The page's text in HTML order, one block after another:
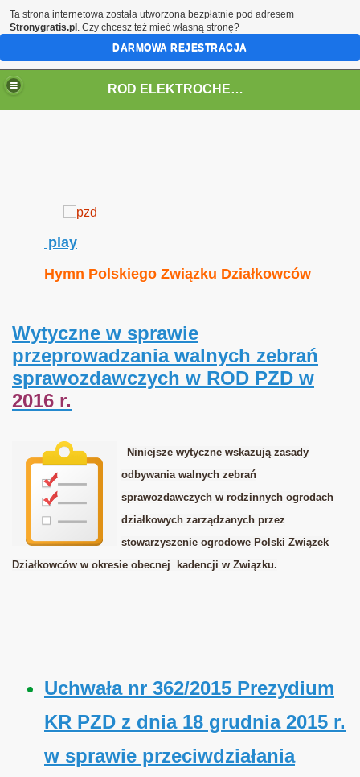
ROD ELEKTROCHEM w Grudziądzu
play
Hymn Polskiego Związku Działkowców
Wytyczne w sprawie
przeprowadzania walnych zebrań
sprawozdawczych w ROD PZD w
2016 r.
Niniejsze wytyczne wskazują zasady
odbywania walnych zebrań
sprawozdawczych w rodzinnych ogrodach
działkowych zarządzanych przez
stowarzyszenie ogrodowe Polski Związek
Działkowców w okresie obecnej kadencji w Związku.
Uchwała nr 362/2015 Prezydium
KR PZD z dnia 18 grudnia 2015 r.
w sprawie przeciwdziałania
Ta strona internetowa została utworzona bezpłatnie pod adresem
Stronygratis.pl . Czy chcesz też mieć własną stronę?
DARMOWA REJESTRACJA